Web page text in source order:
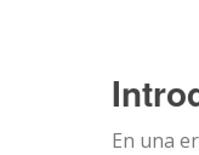
En una